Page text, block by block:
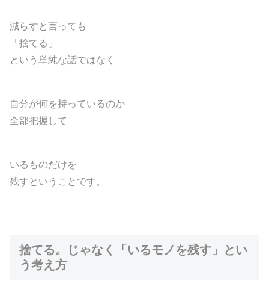
減らすと言っても
「捨てる」
という単純な話ではなく
自分が何を持っているのか
全部把握して
いるものだけを
残すということです。
捨てる。じゃなく「いるモノを残す」とい
う考え方